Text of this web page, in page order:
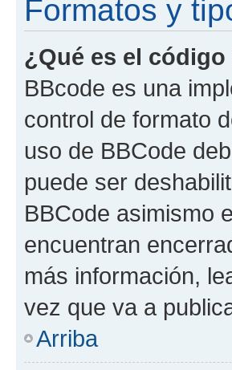
Formatos y
¿Qué es el código
BBcode es una
control de formato
uso de BBCode
puede ser
BBCode asimismo
encuentran
más información,
vez que va a
Arriba